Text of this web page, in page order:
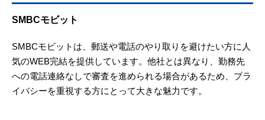
SMBCモビット
SMBCモビットは、郵送や電話のやり取りを避けたい方に人
気のWEB完結を提供しています。他社とは異なり、勤務先
への電話連絡なしで審査を進められる場合があるため、プラ
イバシーを重視する方にとって大きな魅力です。